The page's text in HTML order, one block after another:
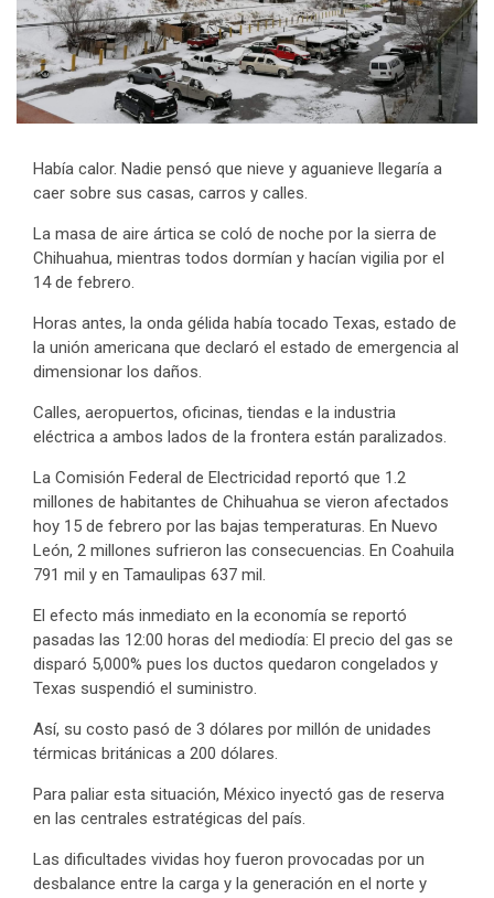
Había calor. Nadie pensó que nieve y aguanieve llegaría a
caer sobre sus casas, carros y calles.
La masa de aire ártica se coló de noche por la sierra de
Chihuahua, mientras todos dormían y hacían vigilia por el
14 de febrero.
Horas antes, la onda gélida había tocado Texas, estado de
la unión americana que declaró el estado de emergencia al
dimensionar los daños.
Calles, aeropuertos, oficinas, tiendas e la industria
eléctrica a ambos lados de la frontera están paralizados.
La Comisión Federal de Electricidad reportó que 1.2
millones de habitantes de Chihuahua se vieron afectados
hoy 15 de febrero por las bajas temperaturas. En Nuevo
León, 2 millones sufrieron las consecuencias. En Coahuila
791 mil y en Tamaulipas 637 mil.
El efecto más inmediato en la economía se reportó
pasadas las 12:00 horas del mediodía: El precio del gas se
disparó 5,000% pues los ductos quedaron congelados y
Texas suspendió el suministro.
Así, su costo pasó de 3 dólares por millón de unidades
térmicas británicas a 200 dólares.
Para paliar esta situación, México inyectó gas de reserva
en las centrales estratégicas del país.
Las dificultades vividas hoy fueron provocadas por un
desbalance entre la carga y la generación en el norte y